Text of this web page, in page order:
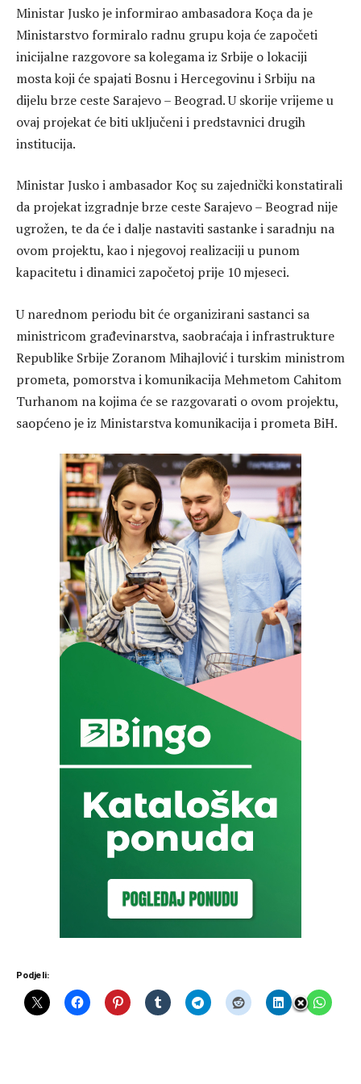
Ministar Jusko je informirao ambasadora Koça da je
Ministarstvo formiralo radnu grupu koja će započeti
inicijalne razgovore sa kolegama iz Srbije o lokaciji
mosta koji će spajati Bosnu i Hercegovinu i Srbiju na
dijelu brze ceste Sarajevo – Beograd. U skorije vrijeme u
ovaj projekat će biti uključeni i predstavnici drugih
institucija.
Ministar Jusko i ambasador Koç su zajednički konstatirali
da projekat izgradnje brze ceste Sarajevo – Beograd nije
ugrožen, te da će i dalje nastaviti sastanke i saradnju na
ovom projektu, kao i njegovoj realizaciji u punom
kapacitetu i dinamici započetoj prije 10 mjeseci.
U narednom periodu bit će organizirani sastanci sa
ministricom građevinarstva, saobraćaja i infrastrukture
Republike Srbije Zoranom Mihajlović i turskim ministrom
prometa, pomorstva i komunikacija Mehmetom Cahitom
Turhanom na kojima će se razgovarati o ovom projektu,
saopćeno je iz Ministarstva komunikacija i prometa BiH.
Podjeli: